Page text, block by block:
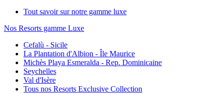
Tout savoir sur notre gamme luxe
Nos Resorts gamme Luxe
Cefalù - Sicile
La Plantation d'Albion - Île Maurice
Michès Playa Esmeralda - Rep. Dominicaine
Seychelles
Val d'Isère
Tous nos Resorts Exclusive Collection